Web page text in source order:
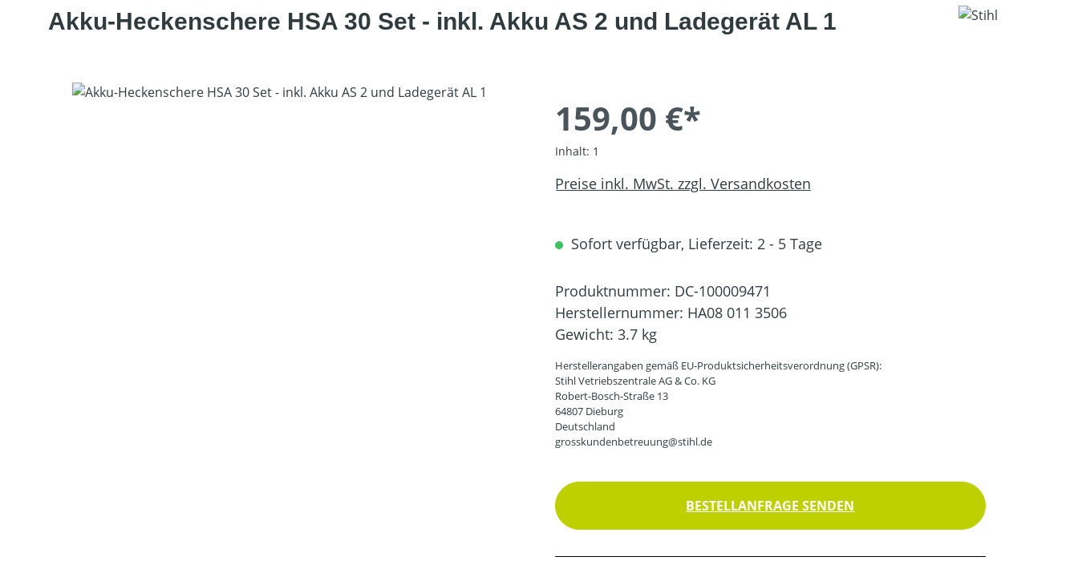
Akku-Heckenschere HSA 30 Set - inkl. Akku AS 2 und Ladegerät AL 1
Bildergalerie überspringen
159,00 €*
Inhalt: 1
Preise inkl. MwSt. zzgl. Versandkosten
Sofort verfügbar, Lieferzeit: 2 - 5 Tage
Produktnummer: DC-100009471
Herstellernummer: HA08 011 3506
Gewicht: 3.7 kg
Herstellerangaben gemäß EU-Produktsicherheitsverordnung (GPSR):
Stihl Vetriebszentrale AG & Co. KG
Robert-Bosch-Straße 13
64807 Dieburg
Deutschland
grosskundenbetreuung@stihl.de
BESTELLANFRAGE SENDEN